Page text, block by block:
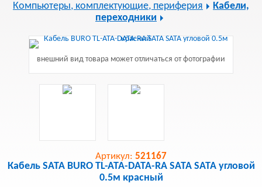
Компьютеры, комплектующие, периферия
Кабели,
переходники
внешний вид товара может отличаться от фотографии
Артикул: 521167
Кабель SATA BURO TL-ATA-DATA-RA SATA SATA угловой
0.5м красный